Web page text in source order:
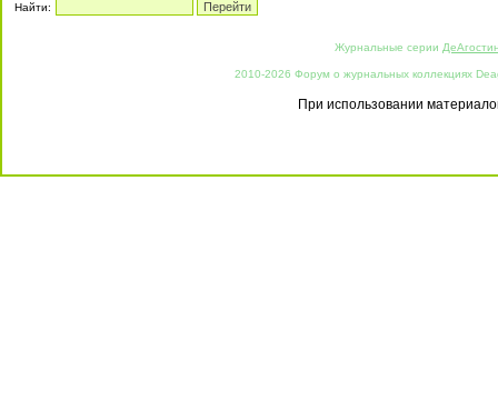
Найти:
Журнальные серии
2010-2026 Форум о журнальных коллекциях
При использовании